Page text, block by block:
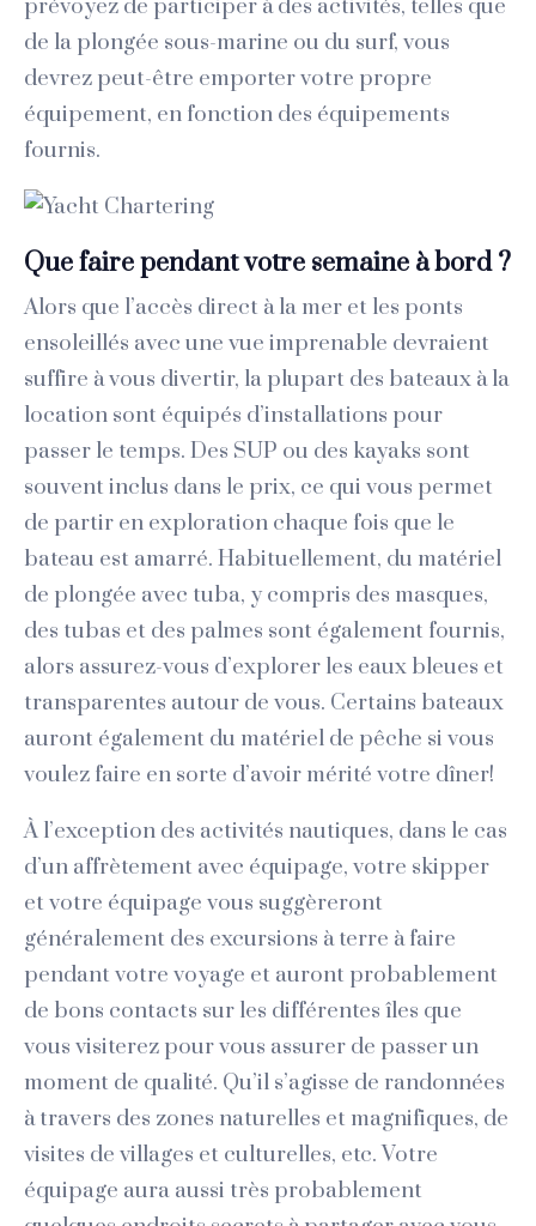
prévoyez de participer à des activités, telles que
de la plongée sous-marine ou du surf, vous
devrez peut-être emporter votre propre
équipement, en fonction des équipements
fournis.
Que faire pendant votre semaine à bord ?
Alors que l’accès direct à la mer et les ponts
ensoleillés avec une vue imprenable devraient
suffire à vous divertir, la plupart des bateaux à la
location sont équipés d’installations pour
passer le temps. Des SUP ou des kayaks sont
souvent inclus dans le prix, ce qui vous permet
de partir en exploration chaque fois que le
bateau est amarré. Habituellement, du matériel
de plongée avec tuba, y compris des masques,
des tubas et des palmes sont également fournis,
alors assurez-vous d’explorer les eaux bleues et
transparentes autour de vous. Certains bateaux
auront également du matériel de pêche si vous
voulez faire en sorte d’avoir mérité votre dîner!
À l’exception des activités nautiques, dans le cas
d’un affrètement avec équipage, votre skipper
et votre équipage vous suggèreront
généralement des excursions à terre à faire
pendant votre voyage et auront probablement
de bons contacts sur les différentes îles que
vous visiterez pour vous assurer de passer un
moment de qualité. Qu’il s’agisse de randonnées
à travers des zones naturelles et magnifiques, de
visites de villages et culturelles, etc. Votre
équipage aura aussi très probablement